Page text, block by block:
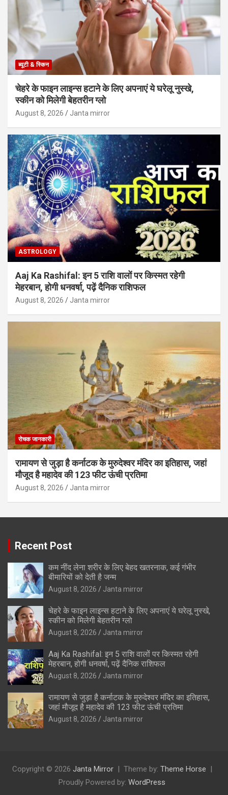
ब्यूटी & स्किन
चेहरे के फाइन लाइन्स हटाने के लिए अपनाएं ये घरेलू नुस्खे,
स्कीन को मिलेगी बेहतरीन ग्लो
August 8, 2026 Janta mirror
ASTROLOGY
Aaj Ka Rashifal: इन 5 राशि वालों पर किस्मत रहेगी
मेहरबान, होगी धनवर्षा, पढ़ें दैनिक राशिफल
August 8, 2026 Janta mirror
रोचक जानकारी
रामायण से जुड़ा है कर्नाटक के मुरुदेश्वर मंदिर का इतिहास, जहां
मौजूद है महादेव की 123 फीट ऊंची प्रतिमा
August 8, 2026 Janta mirror
Recent Post
कम नींद लेना शरीर के लिए बेहद खतरनाक, कई गंभीर
बीमारियों को देती है जन्म
August 8, 2026 Janta mirror
चेहरे के फाइन लाइन्स हटाने के लिए अपनाएं ये घरेलू नुस्खे,
स्कीन को मिलेगी बेहतरीन ग्लो
August 8, 2026 Janta mirror
Aaj Ka Rashifal: इन 5 राशि वालों पर किस्मत रहेगी
मेहरबान, होगी धनवर्षा, पढ़ें दैनिक राशिफल
August 8, 2026 Janta mirror
रामायण से जुड़ा है कर्नाटक के मुरुदेश्वर मंदिर का इतिहास,
जहां मौजूद है महादेव की 123 फीट ऊंची प्रतिमा
August 8, 2026 Janta mirror
Copyright © 2026 Janta Mirror Theme by: Theme Horse
Proudly Powered by: WordPress